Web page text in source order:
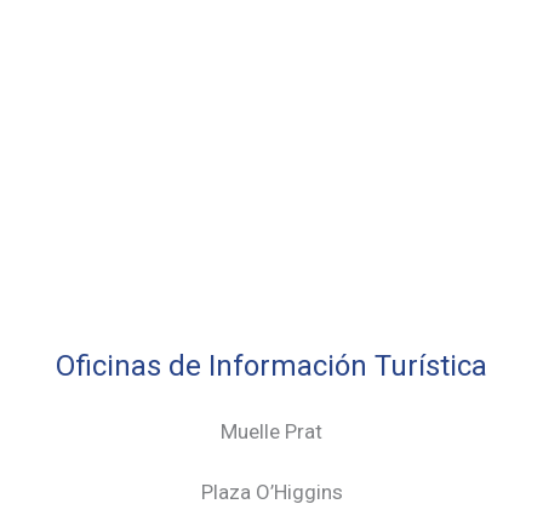
Oficinas de Información Turística
Muelle Prat
Plaza O’Higgins